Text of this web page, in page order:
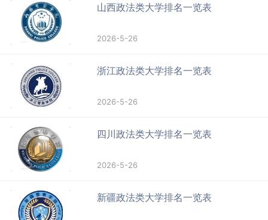
山西政法类大学排名一览表
2026-5-26
浙江政法类大学排名一览表
2026-5-26
四川政法类大学排名一览表
2026-5-26
新疆政法类大学排名一览表